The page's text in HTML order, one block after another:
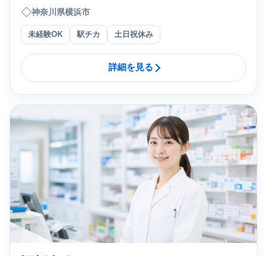
◇神奈川県横浜市
未経験OK 駅チカ 土日祝休み
詳細を見る